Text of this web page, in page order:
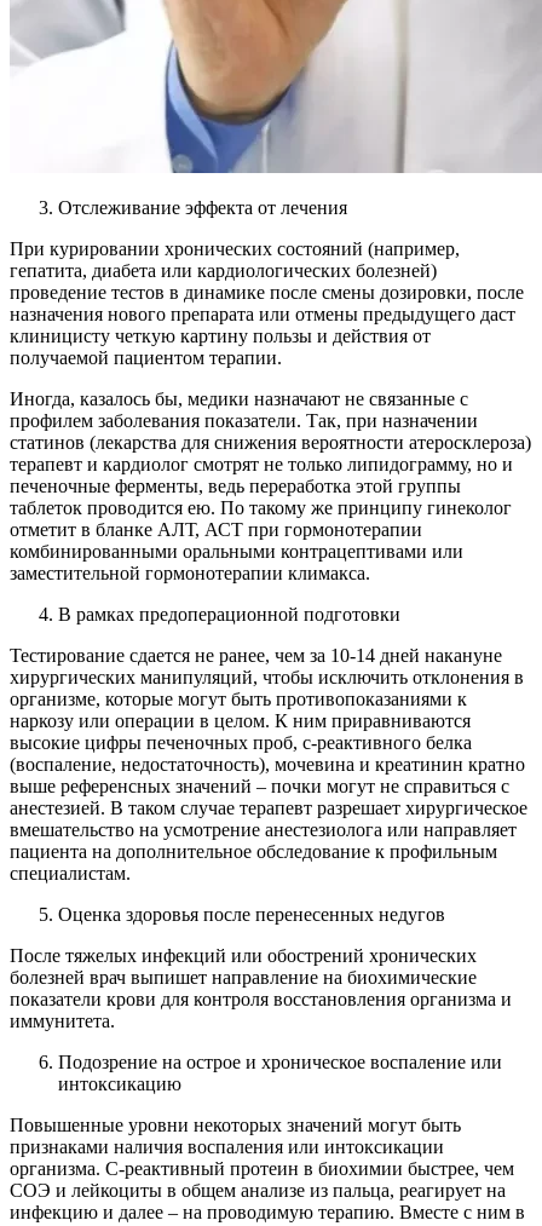
Отслеживание эффекта от лечения
При курировании хронических состояний (например,
гепатита, диабета или кардиологических болезней)
проведение тестов в динамике после смены дозировки, после
назначения нового препарата или отмены предыдущего даст
клиницисту четкую картину пользы и действия от
получаемой пациентом терапии.
Иногда, казалось бы, медики назначают не связанные с
профилем заболевания показатели. Так, при назначении
статинов (лекарства для снижения вероятности атеросклероза)
терапевт и кардиолог смотрят не только липидограмму, но и
печеночные ферменты, ведь переработка этой группы
таблеток проводится ею. По такому же принципу гинеколог
отметит в бланке АЛТ, АСТ при гормонотерапии
комбинированными оральными контрацептивами или
заместительной гормонотерапии климакса.
В рамках предоперационной подготовки
Тестирование сдается не ранее, чем за 10-14 дней накануне
хирургических манипуляций, чтобы исключить отклонения в
организме, которые могут быть противопоказаниями к
наркозу или операции в целом. К ним приравниваются
высокие цифры печеночных проб, с-реактивного белка
(воспаление, недостаточность), мочевина и креатинин кратно
выше референсных значений – почки могут не справиться с
анестезией. В таком случае терапевт разрешает хирургическое
вмешательство на усмотрение анестезиолога или направляет
пациента на дополнительное обследование к профильным
специалистам.
Оценка здоровья после перенесенных недугов
После тяжелых инфекций или обострений хронических
болезней врач выпишет направление на биохимические
показатели крови для контроля восстановления организма и
иммунитета.
Подозрение на острое и хроническое воспаление или
интоксикацию
Повышенные уровни некоторых значений могут быть
признаками наличия воспаления или интоксикации
организма. С-реактивный протеин в биохимии быстрее, чем
СОЭ и лейкоциты в общем анализе из пальца, реагирует на
инфекцию и далее – на проводимую терапию. Вместе с ним в